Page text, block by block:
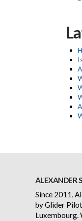
ALEXANDER
Since 2011,
by Glider